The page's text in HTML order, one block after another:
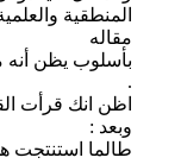
المنطقية
مقاله
بأسلوب يظن أنه
.
اظن انك قرأت
وبعد :
طالما استنتجت